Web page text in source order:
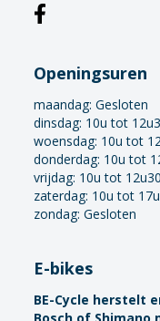
Openingsuren
maandag:Gesloten
dinsdag: 10u tot
woensdag: 10u tot
donderdag: 10u tot
vrijdag: 10u tot
zaterdag: 10u tot 17u
zondag: Gesloten
E-bikes
BE-Cycle herstelt